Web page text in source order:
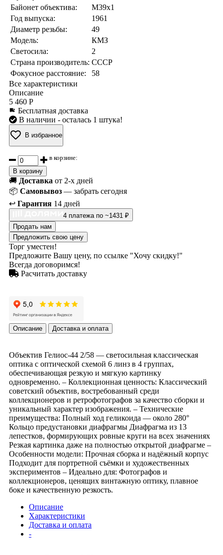
Байонет объектива:
M39x1
Год выпуска:
1961
Диаметр резьбы:
49
Модель:
КМЗ
Светосила:
2
Страна производитель: СССР
Фокусное расстояние:
58
Все характеристики
Описание
5 460 Р
Бесплатная доставка
В наличии - осталась 1 штука!
В избранное
в корзине:
В корзину
🚚 Доставка от 2-х дней
📦 Самовывоз — забрать сегодня
↩️ Гарантия 14 дней
4 платежа по ~1431 ₽
Продать нам
Предложить свою цену
Торг уместен!
Предложите Вашу цену, по ссылке "Хочу скидку!"
Всегда договоримся!
Расчитать доставку
Описание Доставка и оплата
Объектив Гелиос-44 2/58 — светосильная классическая
оптика с оптической схемой 6 линз в 4 группах,
обеспечивающая резкую и мягкую картинку
одновременно. – Коллекционная ценность: Классический
советский объектив, востребованный среди
коллекционеров и ретрофотографов за качество сборки и
уникальный характер изображения. – Технические
преимущества: Полный ход геликоида — около 280°
Кольцо предустановки диафрагмы Диафрагма из 13
лепестков, формирующих ровные круги на всех значениях
Резкая картинка даже на полностью открытой диафрагме –
Особенности модели: Прочная сборка и надёжный корпус
Подходит для портретной съёмки и художественных
экспериментов – Идеально для: Фотографов и
коллекционеров, ценящих винтажную оптику, плавное
боке и качественную резкость.
Описание
Характеристики
Доставка и оплата
-